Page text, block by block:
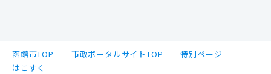
函館市TOP 市政ポータルサイトTOP
特別ページ
はこすく